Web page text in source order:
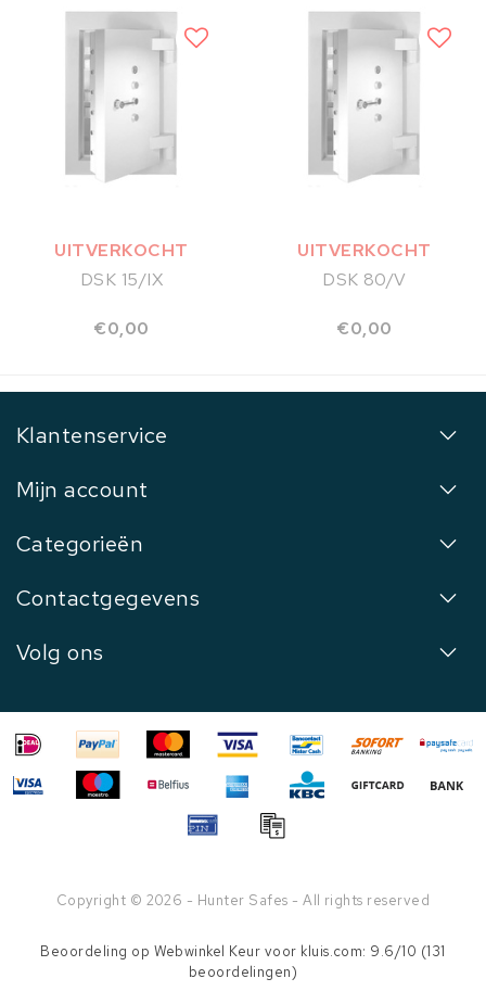
UITVERKOCHT
DSK 15/IX
€0,00
UITVERKOCHT
DSK 80/V
€0,00
Klantenservice
Mijn account
Categorieën
Contactgegevens
Volg ons
Copyright © 2026 - Hunter Safes - All rights reserved
Beoordeling op Webwinkel Keur voor kluis.com: 9.6/10 (131
beoordelingen)